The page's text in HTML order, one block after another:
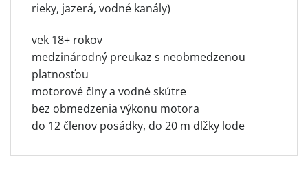
rieky, jazerá, vodné kanály)
vek 18+ rokov
medzinárodný preukaz s neobmedzenou
platnosťou
motorové člny a vodné skútre
bez obmedzenia výkonu motora
do 12 členov posádky, do 20 m dlžky lode